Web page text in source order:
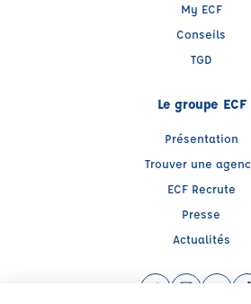
My ECF
Conseils
TGD
Le groupe ECF
Présentation
Trouver une
ECF Recrute
Presse
Actualités